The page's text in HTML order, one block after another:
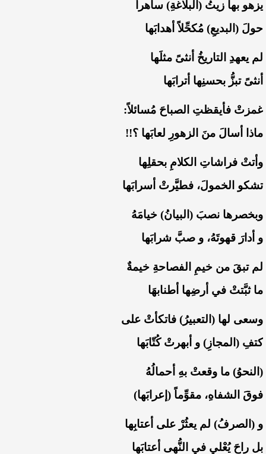
‏يزهو بها زيتُ (البلاغةِ) ساهراً
‏حولَ (البديعِ) مُكحِّلاً أهدابَها
‏لم يعهدِ التاريخُ أنثىً مثلَها
‏أنثىً تبزُّ بحسنِها أترابَها
‏غمزتْ فأيقظتِ الصباحَ مُسائلاً:
‏ماذا أسالَ منَ الزهورِ لعابَها ؟!!
‏وأتتْ فراشاتِ الكلامِ بحقلِها
‏تشكو الخمولَ، فطيَّرتْ أسرابَها
‏وبخصرها نصبَ (البيانُ) خيامَهُ
‏و أدارَ قهوتَهُ، و صبَّ شرابَها
‏لم تبقَ من خيمِ الفصاحةِ خيمةٌ
‏ما ثبَّتتْ في أرضِها أطنابهَا
‏وسعى لها (التعبيرُ) فاتكأتْ على
‏كتفِ (المجازِ) و أبهرتْ كُتّابَها
‏(النحوُ) ما وقعتْ بهِ أحمالُهُ
‏فوقَ الشفاهِ، مقوِّماً (إعرابَها)
‏و (الصرفُ) لم يعثُرْ على أعتابِها
‏بل راحَ يُعْلي في النُّهى أعتابَها